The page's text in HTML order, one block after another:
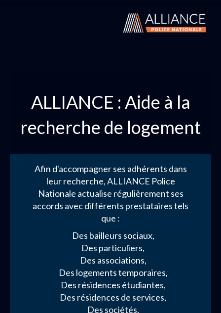
ALLIANCE : Aide à la
recherche de logement
Afin d'accompagner ses adhérents dans
leur recherche, ALLIANCE Police
Nationale actualise régulièrement ses
accords avec différents prestataires tels
que :
Des bailleurs sociaux,
Des particuliers,
Des associations,
Des logements temporaires,
Des résidences étudiantes,
Des résidences de services,
Des sociétés,